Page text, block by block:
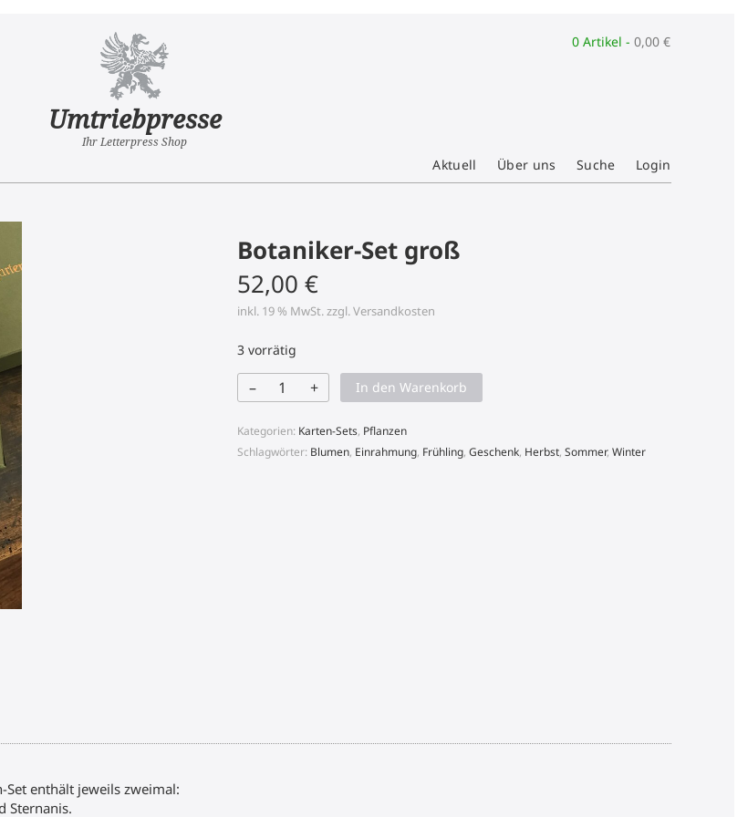
Umtriebpresse
Ihr Letterpress Shop
0 Artikel -0,00€
Aktuell Über uns Suche Login
Botaniker-Set groß
52,00€
inkl. 19 % MwSt.zzgl.Versandkosten
3 vorrätig
–
Botaniker-
Set
Menge
+ In den Warenkorb
Kategorien: Karten-Sets, Pflanzen
Schlagwörter: Blumen, Einrahmung, Frühling,Geschenk, Herbst,Sommer,Winter
Set enthält jeweils zweimal:
Sternanis.